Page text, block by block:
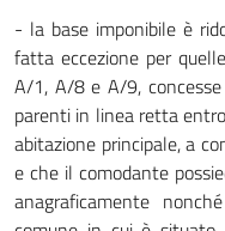
- la base imponibile è
fatta eccezione per
A/1, A/8 e A/9,
parenti in linea retta
abitazione principale, a
e che il comodante
anagraficamente